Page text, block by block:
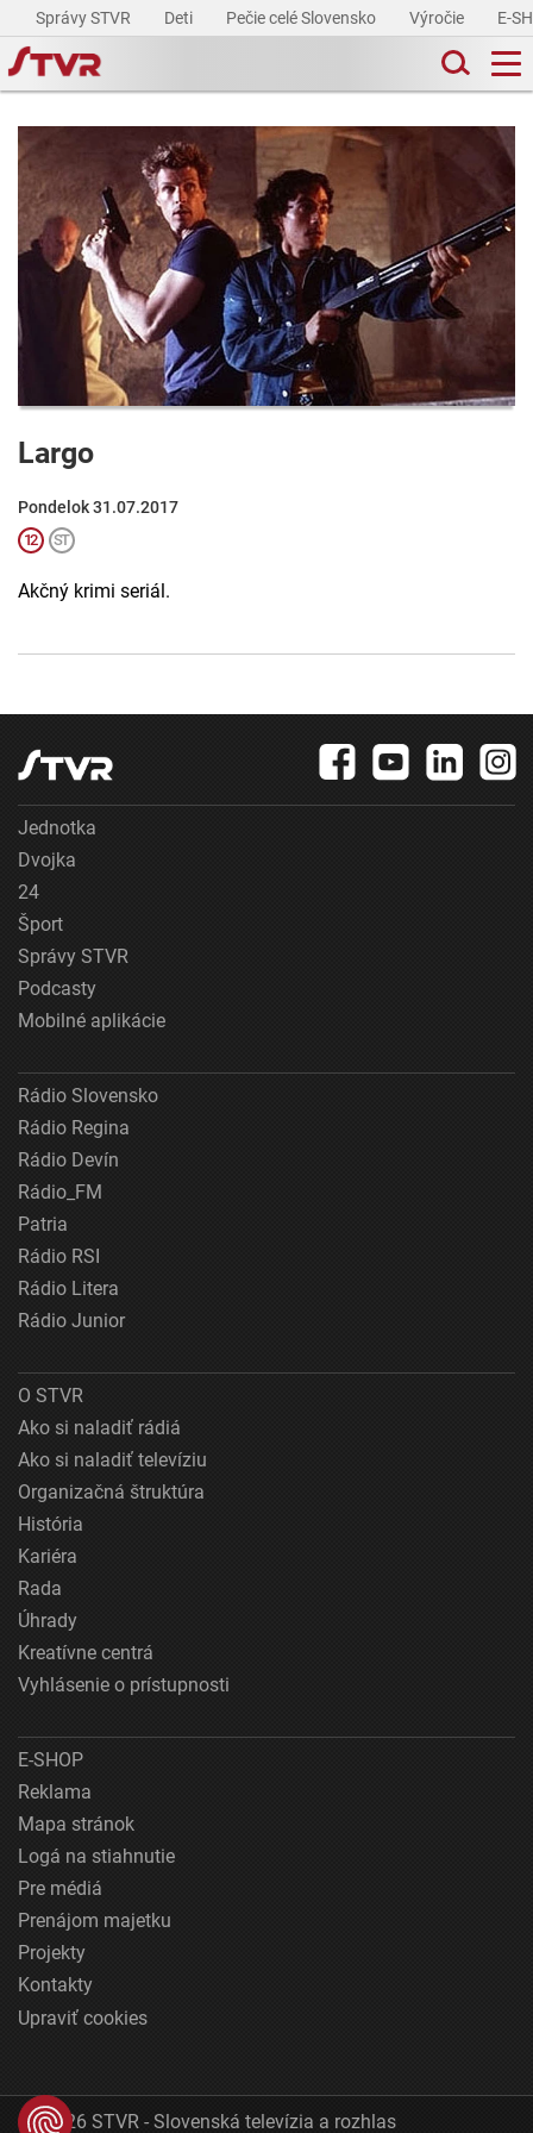
Správy STVR Deti Pečie celé Slovensko Výročie E-
Largo
Pondelok 31.07.2017
Akčný krimi seriál.
Jednotka
Dvojka
24
Šport
Správy STVR
Podcasty
Mobilné aplikácie
Rádio Slovensko
Rádio Regina
Rádio Devín
Rádio_FM
Patria
Rádio RSI
Rádio Litera
Rádio Junior
O STVR
Ako si naladiť rádiá
Ako si naladiť televíziu
Organizačná štruktúra
História
Kariéra
Rada
Úhrady
Kreatívne centrá
Vyhlásenie o prístupnosti
E-SHOP
Reklama
Mapa stránok
Logá na stiahnutie
Pre médiá
Prenájom majetku
Projekty
Kontakty
Upraviť cookies
© 2026 STVR - Slovenská televízia a rozhlas